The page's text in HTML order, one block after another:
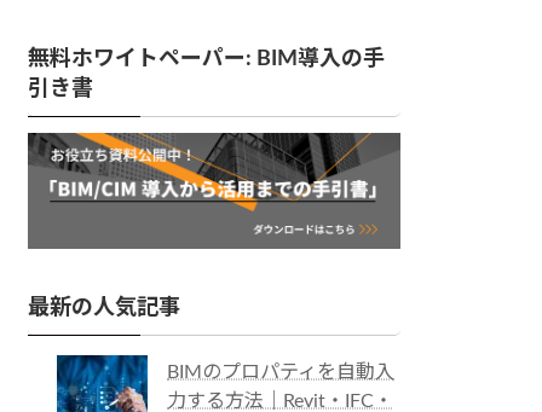
無料ホワイトペーパー: BIM導入の手
引き書
最新の人気記事
BIMのプロパティを自動入
力する方法｜Revit・IFC・